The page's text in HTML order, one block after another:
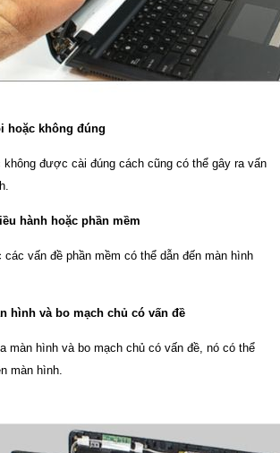
hoặc không đúng
không được cài đúng cách cũng có thể gây ra vấn
hành hoặc phần mềm
các vấn đề phần mềm có thể dẫn đến màn hình
hình và bo mạch chủ có vấn đề
màn hình và bo mạch chủ có vấn đề, nó có thể
màn hình.